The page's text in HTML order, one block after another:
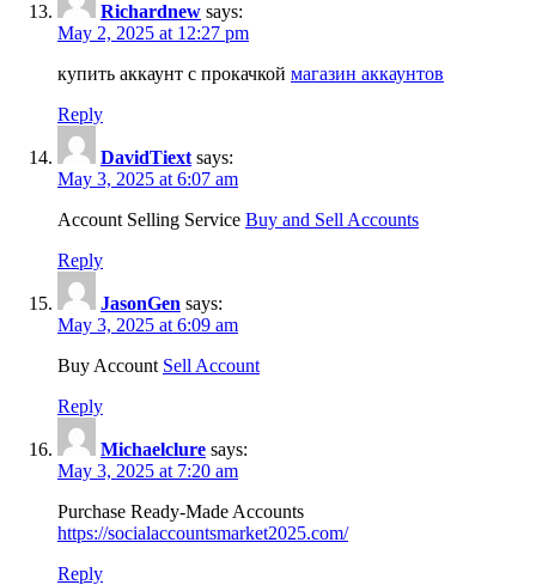
Richardnew says:
May 2, 2025 at 12:27 pm
купить аккаунт с прокачкой магазин аккаунтов
Reply
DavidTiext says:
May 3, 2025 at 6:07 am
Account Selling Service Buy and Sell Accounts
Reply
JasonGen says:
May 3, 2025 at 6:09 am
Buy Account Sell Account
Reply
Michaelclure says:
May 3, 2025 at 7:20 am
Purchase Ready-Made Accounts
https://socialaccountsmarket2025.com/
Reply